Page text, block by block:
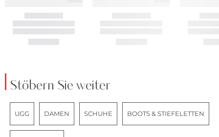
Stöbern Sie weiter
UGG DAMEN SCHUHE BOOTS & STIEFELETTEN